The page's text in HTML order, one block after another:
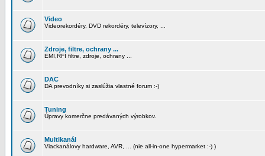
Video
Videorekordéry, DVD rekordéry, televízory, ...
Zdroje, filtre, ochrany ...
EMI,RFI filtre, zdroje, ochrany ...
DAC
DA prevodníky si zaslúžia vlastné forum :-)
Tuning
Úpravy komerčne predávaných výrobkov.
Multikanál
Viackanálovy hardware, AVR, ... (nie all-in-one hypermarket :-) )